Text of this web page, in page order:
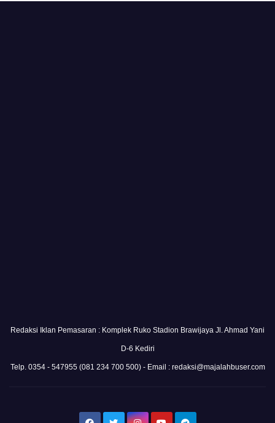
Redaksi Iklan Pemasaran : Komplek Ruko Stadion Brawijaya Jl. Ahmad Yani
D-6 Kediri
Telp. 0354 - 547955 (081 234 700 500) - Email : redaksi@majalahbuser.com